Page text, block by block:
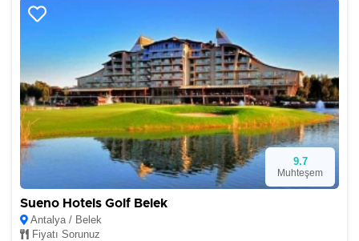
9.7
Muhteşem
Sueno Hotels Golf Belek
Antalya / Belek
Fiyatı Sorunuz